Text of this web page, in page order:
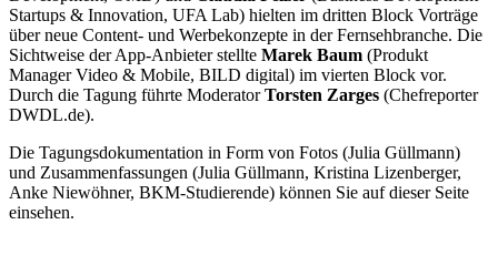
Startups & Innovation, UFA Lab) hielten im dritten Block Vorträge
über neue Content- und Werbekonzepte in der Fernsehbranche. Die
Sichtweise der App-Anbieter stellte Marek Baum (Produkt
Manager Video & Mobile, BILD digital) im vierten Block vor.
Durch die Tagung führte ModeratorTorsten Zarges (Chefreporter
DWDL.de).
Die Tagungsdokumentation in Form von Fotos (Julia Güllmann)
und Zusammenfassungen (Julia Güllmann, Kristina Lizenberger,
Anke Niewöhner, BKM-Studierende) können Sie auf dieser Seite
einsehen.